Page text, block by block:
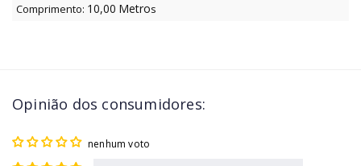
Comprimento: 10,00 Metros
Opinião dos consumidores:
nenhum voto